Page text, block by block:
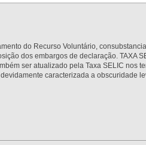
do Recurso Voluntário,
dos embargos de declaração. TAXA
ser atualizado pela Taxa SELIC nos
caracterizada a obscuridade